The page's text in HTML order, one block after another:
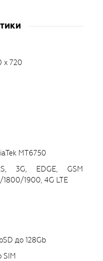
x 720
MT6750
3G, EDGE, GSM
1900, 4G LTE
до 128Gb
SIM